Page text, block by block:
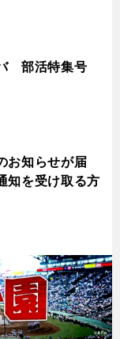
部活特集号
お知らせが届
知を受け取る方